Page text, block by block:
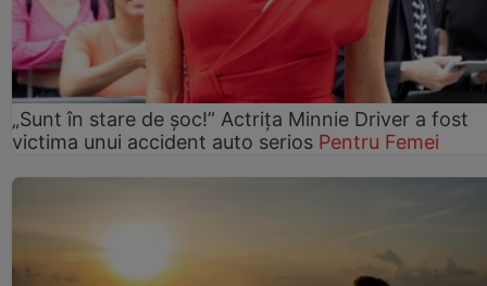
„Sunt în stare de șoc!” Actrița Minnie Driver a fost
victima unui accident auto serios Pentru Femei